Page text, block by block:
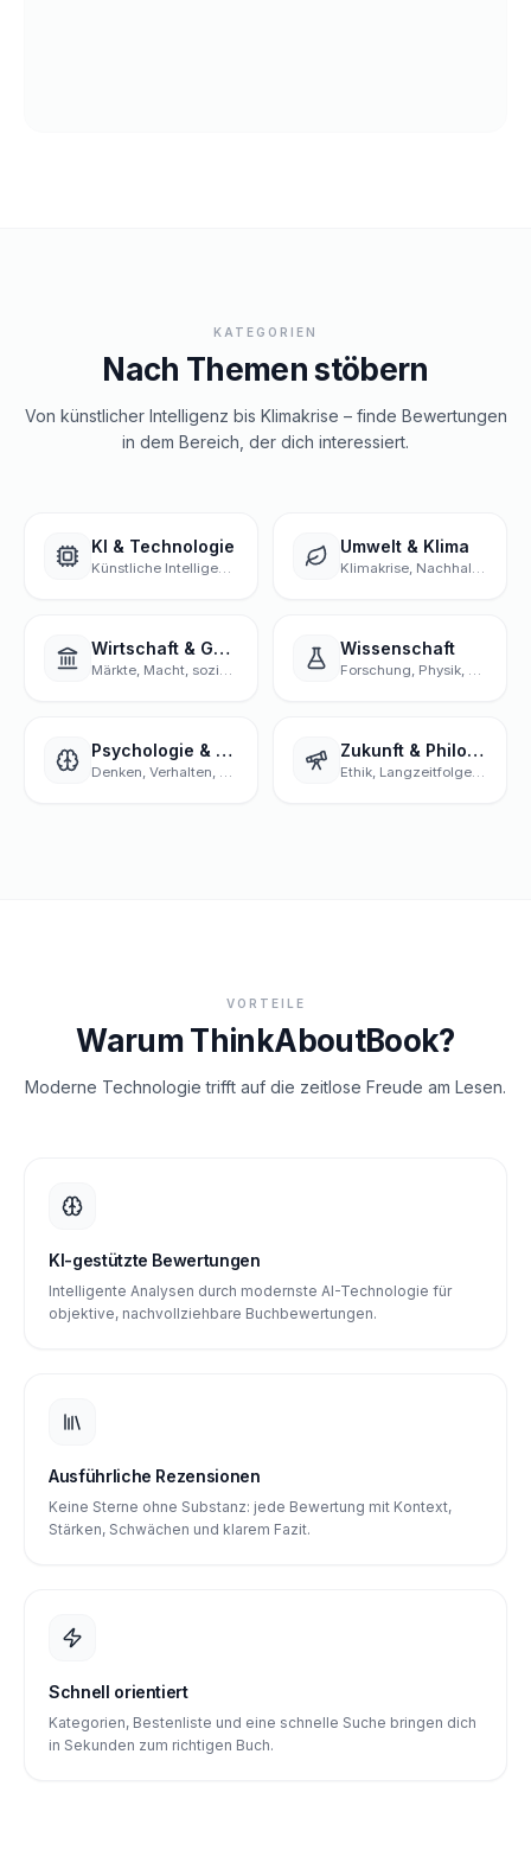
KATEGORIEN
Nach Themen stöbern
Von künstlicher Intelligenz bis Klimakrise – finde Bewertungen
in dem Bereich, der dich interessiert.
KI & Technologie
Künstliche Intelligenz, Daten, Digitalisierung
Umwelt & Klima
Klimakrise, Nachhaltigkeit, Natur
Wirtschaft & Gesellschaft
Märkte, Macht, sozialer Wandel
Wissenschaft
Forschung, Physik, Biologie
Psychologie & Geist
Denken, Verhalten, Bewusstsein
Zukunft & Philosophie
Ethik, Langzeitfolgen, große Fragen
VORTEILE
Warum ThinkAboutBook?
Moderne Technologie trifft auf die zeitlose Freude am Lesen.
KI-gestützte Bewertungen
Intelligente Analysen durch modernste AI-Technologie für
objektive, nachvollziehbare Buchbewertungen.
Ausführliche Rezensionen
Keine Sterne ohne Substanz: jede Bewertung mit Kontext,
Stärken, Schwächen und klarem Fazit.
Schnell orientiert
Kategorien, Bestenliste und eine schnelle Suche bringen dich
in Sekunden zum richtigen Buch.